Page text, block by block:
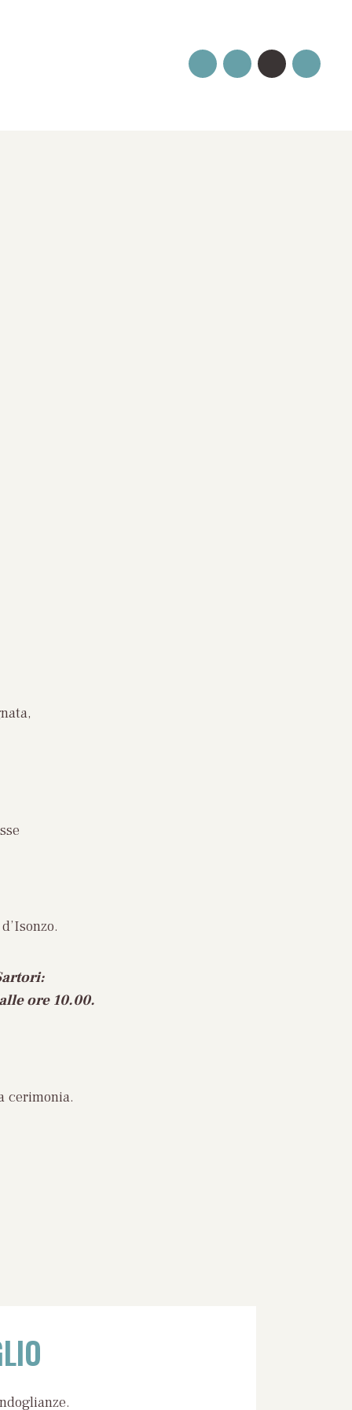
ore 10.00.
cerimonia.